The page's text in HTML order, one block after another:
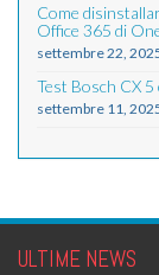
Come
Office 365 di
settembre 22,
Test Bosch CX
settembre 11,
ULTIME NEWS